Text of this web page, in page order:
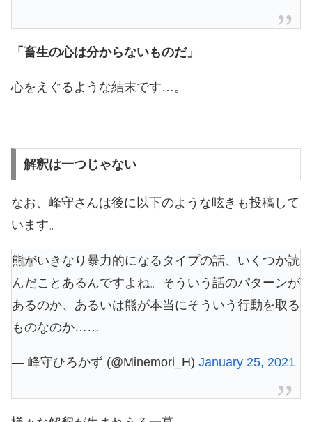
「畜生の心は分からないものだ」
心をえぐるような結末です…。
解釈は一つじゃない
なお、峰守さんは後に以下のような呟きも投稿して
います。
熊がいきなり暴力的になるタイプの話、いくつか読
んだことあるんですよね。そういう話のパターンが
あるのか、あるいは熊が本当にそういう行動を取る
ものなのか……
— 峰守ひろかず (@Minemori_H) January 25, 2021